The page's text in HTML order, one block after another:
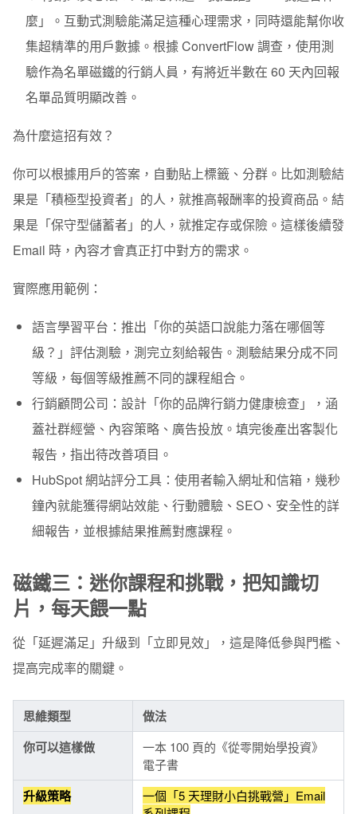
麼」。互動式測驗能滿足這種心理需求，同時還能幫你收
集超精準的用戶數據。根據 ConvertFlow 調查，使用測
驗作為名單磁鐵的行銷人員，有將近半數在 60 天內回報
名單品質明顯改善。
為什麼這招有效？
你可以根據用戶的答案，自動貼上標籤、分群。比如測驗結
果是「積極型投資者」的人，就推高報酬率的投資商品。結
果是「保守型儲蓄者」的人，就推定存或保險。這樣後續發
Email 時，內容才會真正打中對方的需求。
實際應用範例：
語言學習平台： 推出「你的英語口說能力落在哪個等
級？」評估測驗，測完立刻給報告。測驗結果分成不同
等級，每個等級推薦不同的課程組合。
行銷顧問公司： 設計「你的品牌行銷力健康檢查」，涵
蓋社群經營、內容策略、廣告投放。填完後產出客製化
報告，指出待改善項目。
HubSpot 網站評分工具： 使用者輸入網址和信箱，幾秒
鐘內就能獲得網站效能、行動體驗、SEO、安全性的詳
細報告，並根據結果推薦對應課程。
磁鐵三：迷你課程和挑戰，把知識切
片，每天餵一點
從「延遲滿足」升級到「立即見效」，這是降低參與門檻、
提高完成率的關鍵。
思維類型
做法
你可以這樣做
一本 100 頁的《從零開始學投資》
電子書
升級策略
一個「5 天理財小白挑戰營」Email